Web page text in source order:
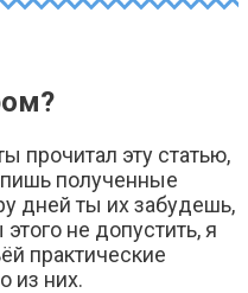
прочитал эту статью,
полученные
дней ты их забудешь,
не допустить, я
практические
из них.